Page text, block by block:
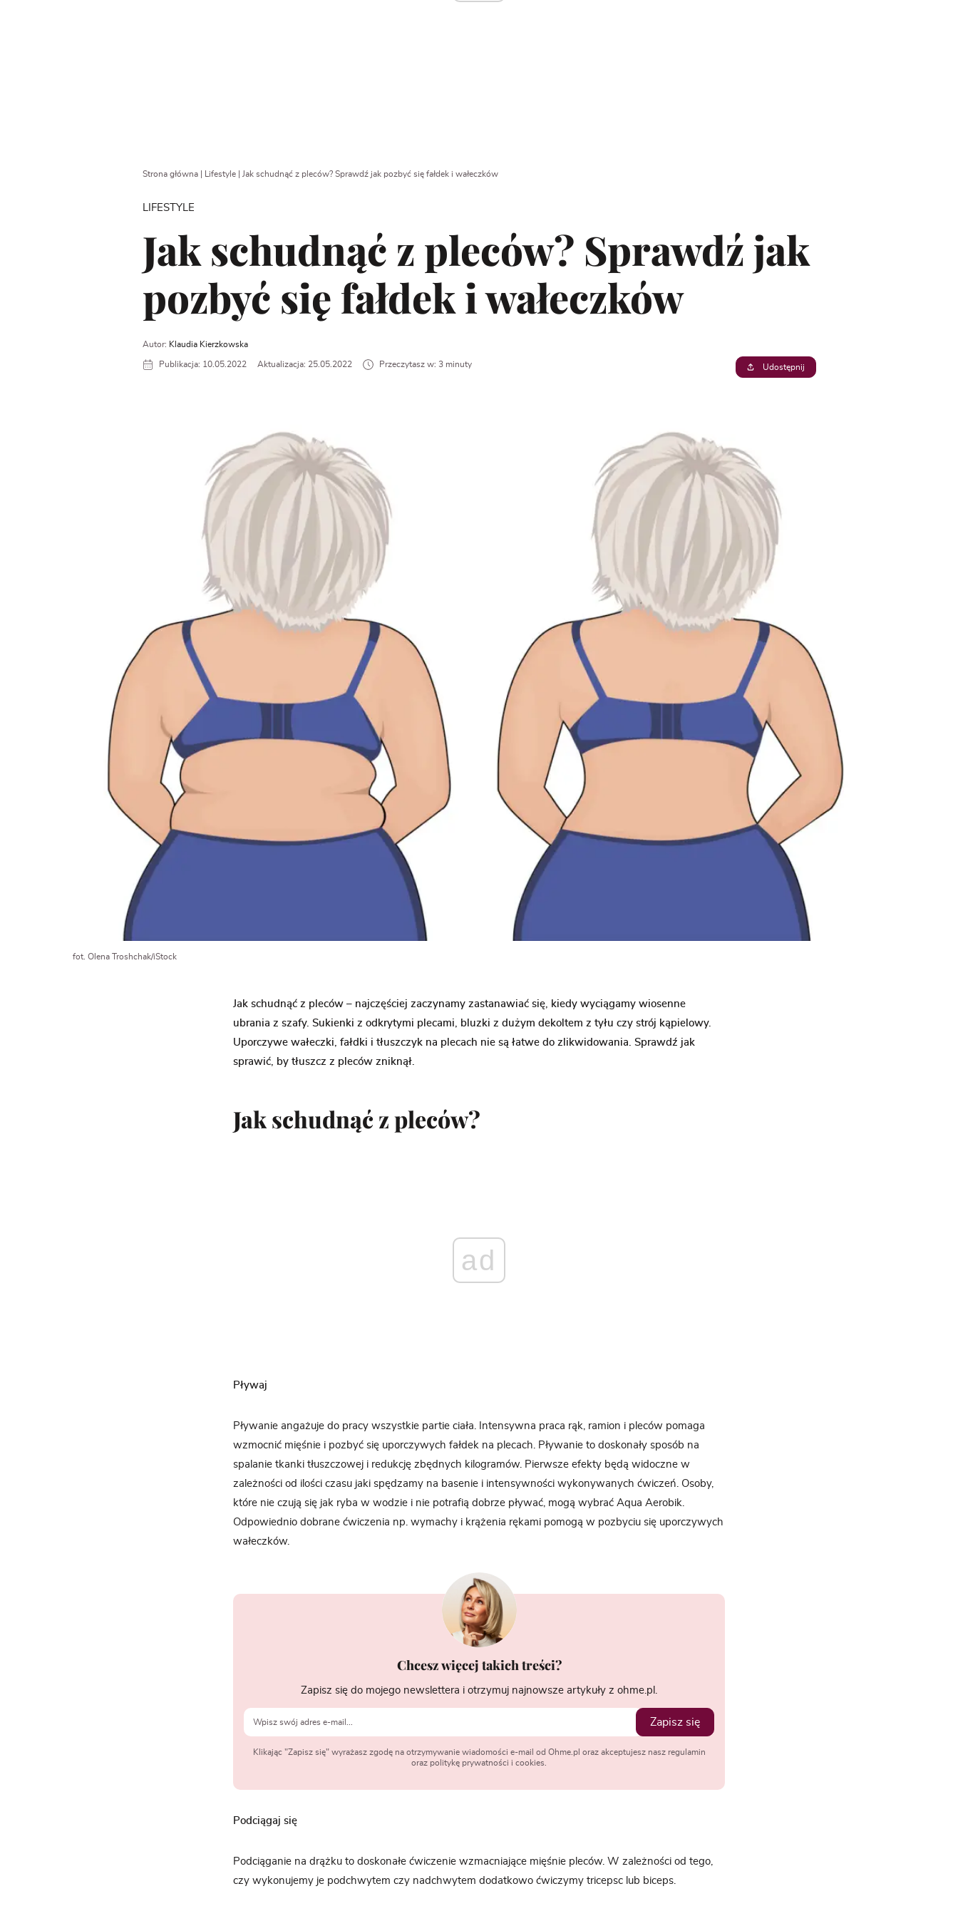
Strona główna| Lifestyle| Jak schudnąć z pleców? Sprawdź jak pozbyć się fałdek i wałeczków
LIFESTYLE
Jak schudnąć z pleców? Sprawdź jak
pozbyć się fałdek i wałeczków
Autor: Klaudia Kierzkowska
Publikacja: 10.05.2022 Aktualizacja: 25.05.2022 Przeczytasz w: 3 minuty Udostępnij
fot. Olena Troshchak/iStock
Jak schudnąć z pleców – najczęściej zaczynamy zastanawiać się, kiedy wyciągamy wiosenne
ubrania z szafy. Sukienki z odkrytymi plecami, bluzki z dużym dekoltem z tyłu czy strój kąpielowy.
Uporczywe wałeczki, fałdki i tłuszczyk na plecach nie są łatwe do zlikwidowania. Sprawdź jak
sprawić, by tłuszcz z pleców zniknął.
Jak schudnąć z pleców?
ad
Pływaj
Pływanie angażuje do pracy wszystkie partie ciała. Intensywna praca rąk, ramion i pleców pomaga
wzmocnić mięśnie i pozbyć się uporczywych fałdek na plecach. Pływanie to doskonały sposób na
spalanie tkanki tłuszczowej i redukcję zbędnych kilogramów. Pierwsze efekty będą widoczne w
zależności od ilości czasu jaki spędzamy na basenie i intensywności wykonywanych ćwiczeń. Osoby,
które nie czują się jak ryba w wodzie i nie potrafią dobrze pływać, mogą wybrać Aqua Aerobik.
Odpowiednio dobrane ćwiczenia np. wymachy i krążenia rękami pomogą w pozbyciu się uporczywych
wałeczków.
Chcesz więcej takich treści?
Zapisz się do mojego newslettera i otrzymuj najnowsze artykuły z ohme.pl.
Zapisz się
Klikając "Zapisz się" wyrażasz zgodę na otrzymywanie wiadomości e-mail od Ohme.pl oraz akceptujesz nasz regulamin
oraz politykę prywatności i cookies.
Podciągaj się
Podciąganie na drążku to doskonałe ćwiczenie wzmacniające mięśnie pleców. W zależności od tego,
czy wykonujemy je podchwytem czy nadchwytem dodatkowo ćwiczymy tricepsc lub biceps.